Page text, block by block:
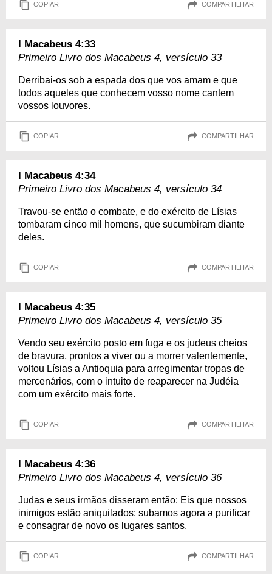
COPIAR COMPARTILHAR
I Macabeus 4:33
Primeiro Livro dos Macabeus 4, versículo 33
Derribai-os sob a espada dos que vos amam e que
todos aqueles que conhecem vosso nome cantem
vossos louvores.
COPIAR COMPARTILHAR
I Macabeus 4:34
Primeiro Livro dos Macabeus 4, versículo 34
Travou-se então o combate, e do exército de Lísias
tombaram cinco mil homens, que sucumbiram diante
deles.
COPIAR COMPARTILHAR
I Macabeus 4:35
Primeiro Livro dos Macabeus 4, versículo 35
Vendo seu exército posto em fuga e os judeus cheios
de bravura, prontos a viver ou a morrer valentemente,
voltou Lísias a Antioquia para arregimentar tropas de
mercenários, com o intuito de reaparecer na Judéia
com um exército mais forte.
COPIAR COMPARTILHAR
I Macabeus 4:36
Primeiro Livro dos Macabeus 4, versículo 36
Judas e seus irmãos disseram então: Eis que nossos
inimigos estão aniquilados; subamos agora a purificar
e consagrar de novo os lugares santos.
COPIAR COMPARTILHAR